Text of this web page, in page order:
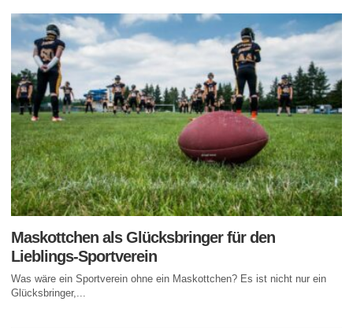
Maskottchen als Glücksbringer für den
Lieblings-Sportverein
Was wäre ein Sportverein ohne ein Maskottchen? Es ist nicht nur ein
Glücksbringer,...